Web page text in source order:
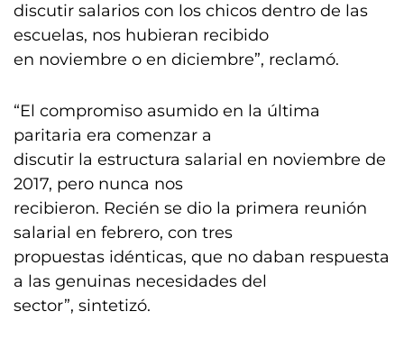
discutir salarios con los chicos dentro de las
escuelas, nos hubieran recibido
en noviembre o en diciembre”, reclamó.
“El compromiso asumido en la última
paritaria era comenzar a
discutir la estructura salarial en noviembre de
2017, pero nunca nos
recibieron. Recién se dio la primera reunión
salarial en febrero, con tres
propuestas idénticas, que no daban respuesta
a las genuinas necesidades del
sector”, sintetizó.